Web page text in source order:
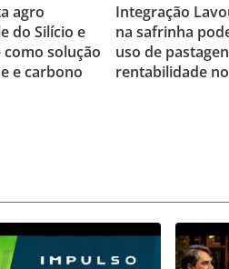
agro
do Silício e
solução
e carbono
Integração
na safrinha
uso de
rentabilidade